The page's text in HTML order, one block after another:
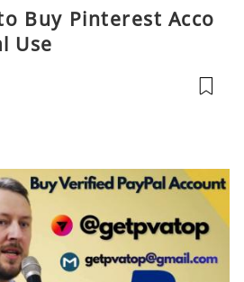
Buy Pinterest Acco
Use